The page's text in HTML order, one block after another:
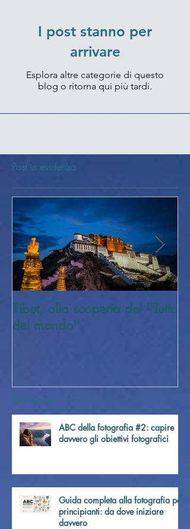
I post stanno per
arrivare
Esplora altre categorie di questo
blog o ritorna qui più tardi.
Post in evidenza
Tibet, alla scoperta del ''Tetto
del mondo''
Post recenti
ABC della fotografia #2: capire
davvero gli obiettivi fotografici
Guida completa alla fotografia per
principianti: da dove iniziare
davvero